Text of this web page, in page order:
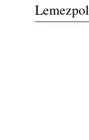
Jazz-
2026.
2026.